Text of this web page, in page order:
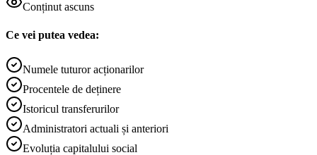
Conținut ascuns
Ce vei putea vedea:
Numele tuturor acționarilor
Procentele de deținere
Istoricul transferurilor
Administratori actuali și anteriori
Evoluția capitalului social